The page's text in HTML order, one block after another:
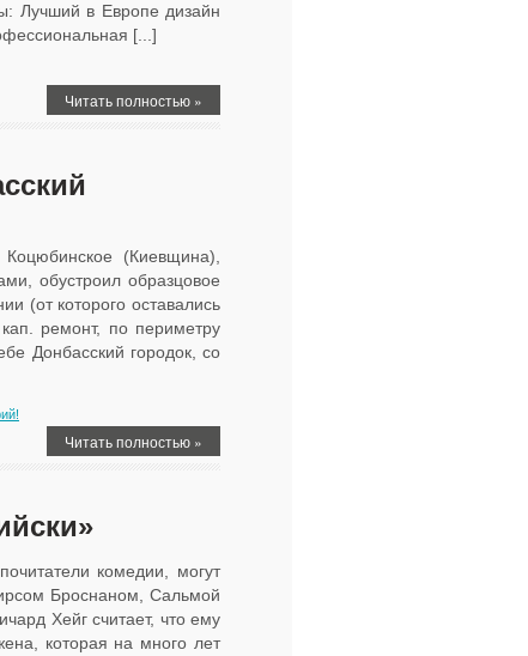
Лучший в Европе дизайн
[...]
Читать полностью »
(Киевщина),
обустроил образцовое
(от которого оставались
ремонт, по периметру
Донбасский городок, со
Читать полностью »
комедии, могут
Броснаном, Сальмой
Хейг считает, что ему
которая на много лет